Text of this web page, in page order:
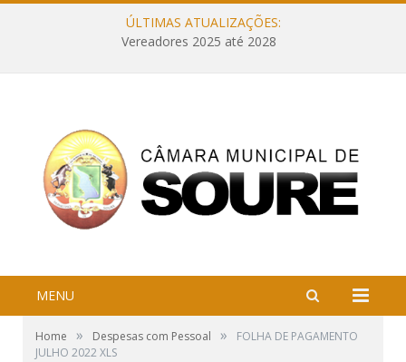
ÚLTIMAS ATUALIZAÇÕES:
Vereadores 2025 até 2028
MENU
Home » Despesas com Pessoal »
FOLHA DE PAGAMENTO
JULHO 2022 XLS